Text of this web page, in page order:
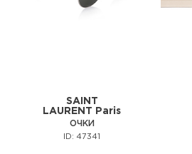
SAINT
LAURENT Paris
ОЧКИ
ID: 47341